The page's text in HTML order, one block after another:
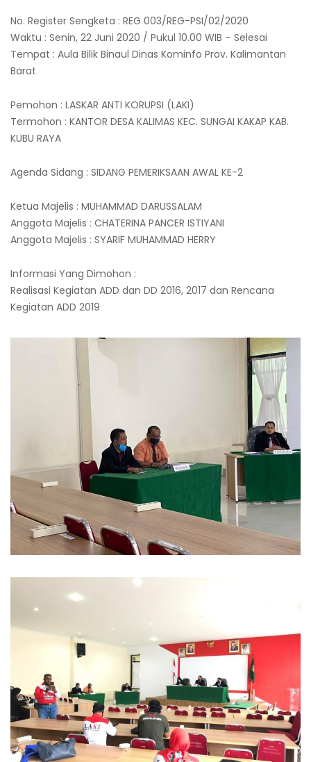
No. Register Sengketa : REG 003/REG-PSI/02/2020
Waktu : Senin, 22 Juni 2020 / Pukul 10.00 WIB – Selesai
Tempat : Aula Bilik Binaul Dinas Kominfo Prov. Kalimantan
Barat
Pemohon : LASKAR ANTI KORUPSI (LAKI)
Termohon : KANTOR DESA KALIMAS KEC. SUNGAI KAKAP KAB.
KUBU RAYA
Agenda Sidang : SIDANG PEMERIKSAAN AWAL KE-2
Ketua Majelis : MUHAMMAD DARUSSALAM
Anggota Majelis : CHATERINA PANCER ISTIYANI
Anggota Majelis : SYARIF MUHAMMAD HERRY
Informasi Yang Dimohon :
Realisasi Kegiatan ADD dan DD 2016, 2017 dan Rencana
Kegiatan ADD 2019